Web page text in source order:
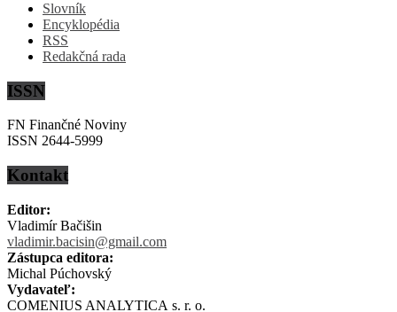
Slovník
Encyklopédia
RSS
Redakčná rada
ISSN
FN Finančné Noviny
ISSN 2644-5999
Kontakt
Editor:
Vladimír Bačišin
vladimir.bacisin@gmail.com
Zástupca editora:
Michal Púchovský
Vydavateľ:
COMENIUS ANALYTICA s. r. o.